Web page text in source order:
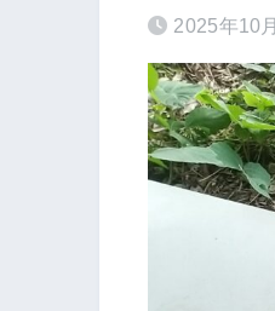
2025年10